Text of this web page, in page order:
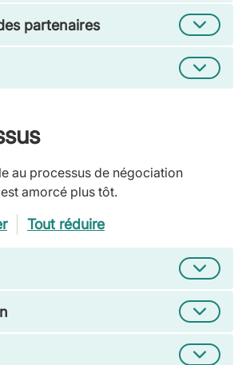
partenaires
au processus de négociation
amorcé plus tôt.
Tout réduire